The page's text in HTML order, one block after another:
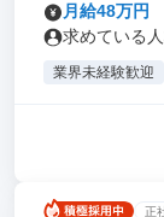
月給48万円
求めている
業界未経験歓迎
正